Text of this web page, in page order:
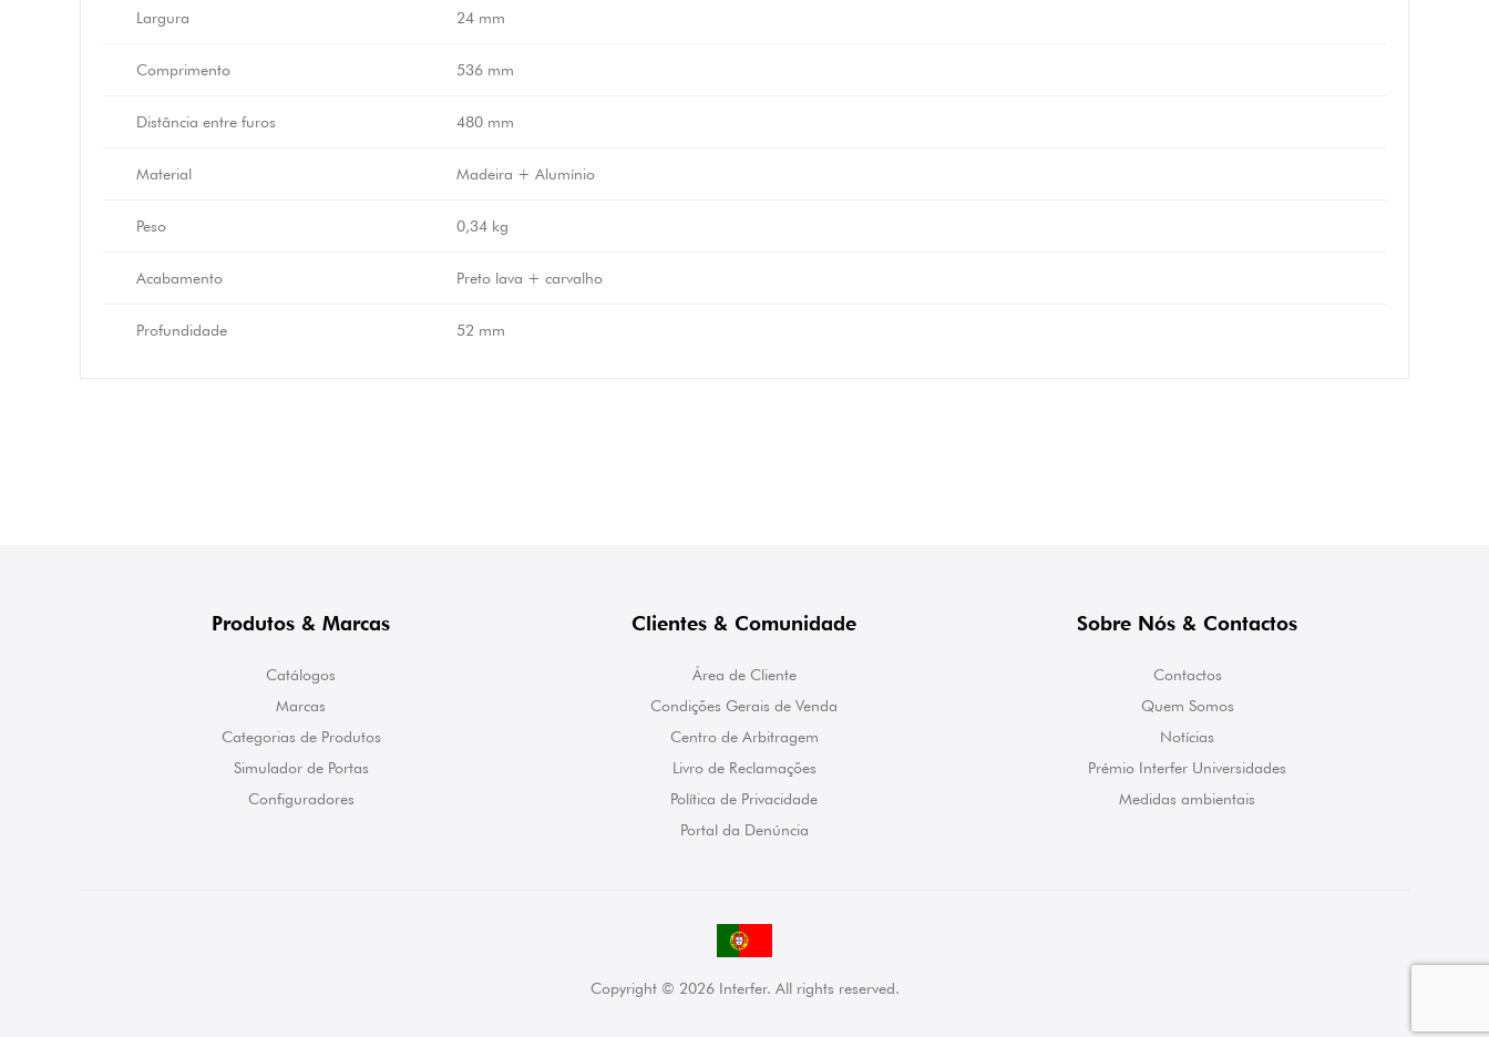
Largura 24 mm
Comprimento 536 mm
Distância entre furos 480 mm
Material Madeira + Alumínio
Peso 0,34 kg
Acabamento Preto lava + carvalho
Profundidade 52 mm
Produtos & Marcas
Catálogos
Marcas
Categorias de Produtos
Simulador de Portas
Configuradores
Clientes & Comunidade
Área de Cliente
Condições Gerais de Venda
Centro de Arbitragem
Livro de Reclamações
Política de Privacidade
Portal da Denúncia
Sobre Nós & Contactos
Contactos
Quem Somos
Notícias
Prémio Interfer Universidades
Medidas ambientais
Copyright © 2026 Interfer. All rights reserved.